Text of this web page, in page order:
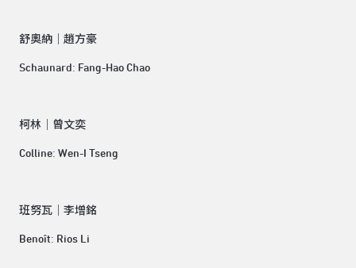
舒奧納│趙方豪
Schaunard: Fang-Hao Chao
柯林│曾文奕
Colline: Wen-I Tseng
班努瓦│李增銘
Benoît: Rios Li